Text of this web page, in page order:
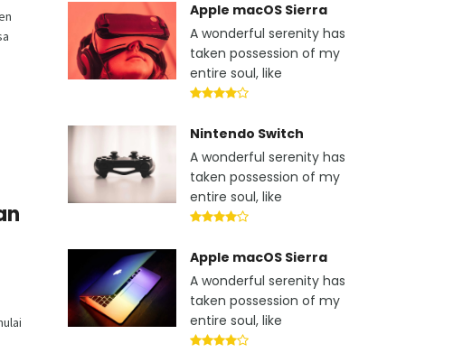
Apple macOS Sierra
A wonderful serenity has
taken possession of my
entire soul, like
Nintendo Switch
A wonderful serenity has
taken possession of my
entire soul, like
Apple macOS Sierra
A wonderful serenity has
taken possession of my
entire soul, like